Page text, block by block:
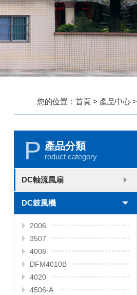
您的位置： 首頁> 產品中心>
P 產品分類
roduct category
DC軸流風扇
2006
2010
2507
2510
3006
3007
3010
3510
4007
4010-B
4015
4020
4028
4510
5010
5015
5020
5025
6010
6015
6020
6025
6038
7010
7015
7025
8010
8015
8025-A
8025-B
8038
9025-B
8020
9238
1225-A
1225-B
1232
1238-A
1238-B
1425
1751
20060
DC鼓風機
2006
3507
4008
DFM4010B
4020
4506-A